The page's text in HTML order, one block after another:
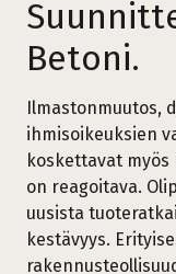
Betoni.
Ilmastonmuutos,
ihmisoikeuksien
koskettavat
on reagoitava.
uusista
kestävyys.